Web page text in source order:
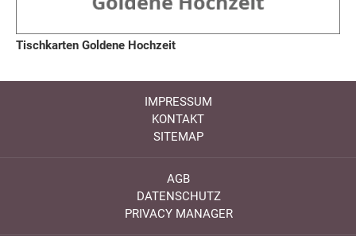
Tischkarten Goldene Hochzeit
IMPRESSUM
KONTAKT
SITEMAP
AGB
DATENSCHUTZ
PRIVACY MANAGER